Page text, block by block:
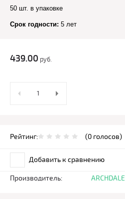
50 шт. в упаковке
Срок годности: 5 лет
439.00 руб.
Рейтинг: (0 голосов)
Добавить к сравнению
Производитель: ARCHDALE